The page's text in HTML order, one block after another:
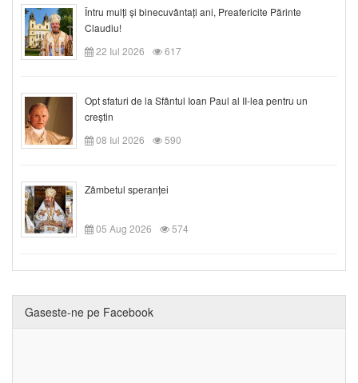
Întru mulți și binecuvântați ani, Preafericite Părinte
Claudiu!
22 Iul 2026
617
Opt sfaturi de la Sfântul Ioan Paul al II-lea pentru un
creștin
08 Iul 2026
590
Zâmbetul speranței
05 Aug 2026 574
Gaseste-ne pe Facebook